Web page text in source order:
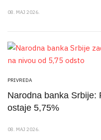
08. MAJ 2026.
PRIVREDA
Narodna banka Srbije:
ostaje 5,75%
08. MAJ 2026.